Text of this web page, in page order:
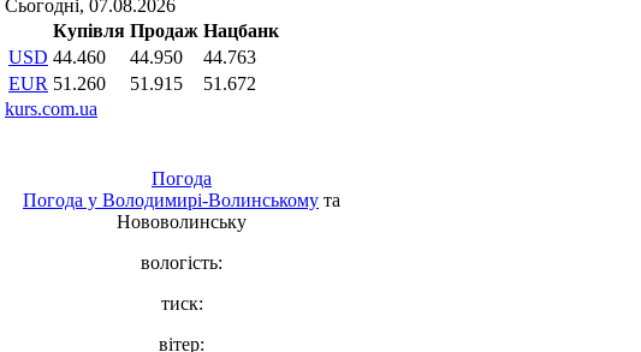
Погода
Погода у Володимирі-Волинському та
Нововолинську
вологість:
тиск:
вітер: